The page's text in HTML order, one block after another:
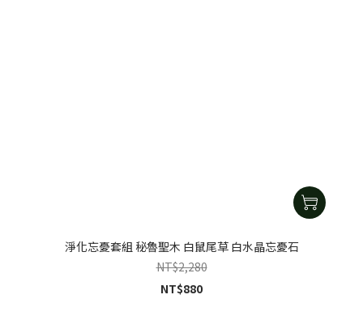
淨化忘憂套組 秘魯聖木 白鼠尾草 白水晶忘憂石
NT$2,280
NT$880